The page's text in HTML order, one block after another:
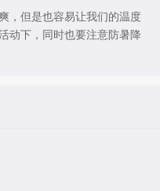
，但是也容易让我们的温度
动下，同时也要注意防暑降